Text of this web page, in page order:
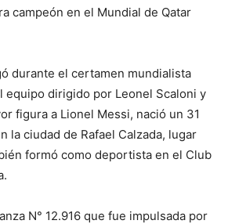
campeón en el Mundial de Qatar
durante el certamen mundialista
equipo dirigido por Leonel Scaloni y
figura a Lionel Messi, nació un 31
la ciudad de Rafael Calzada, lugar
formó como deportista en el Club
N° 12.916 que fue impulsada por